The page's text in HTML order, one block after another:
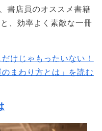
書店員のオススメ書籍
、効率よく素敵な一冊
けじゃもったいない！
のまわり方とは」を読む